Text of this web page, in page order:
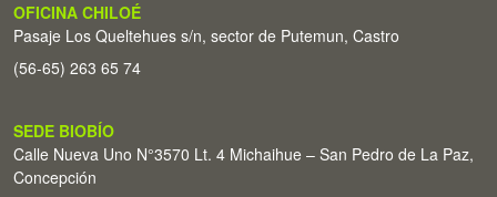
OFICINA CHILOÉ
Pasaje Los Queltehues s/n, sector de Putemun, Castro
(56-65) 263 65 74
SEDE BIOBÍO
Calle Nueva Uno N°3570 Lt. 4 Michaihue – San Pedro de La Paz,
Concepción